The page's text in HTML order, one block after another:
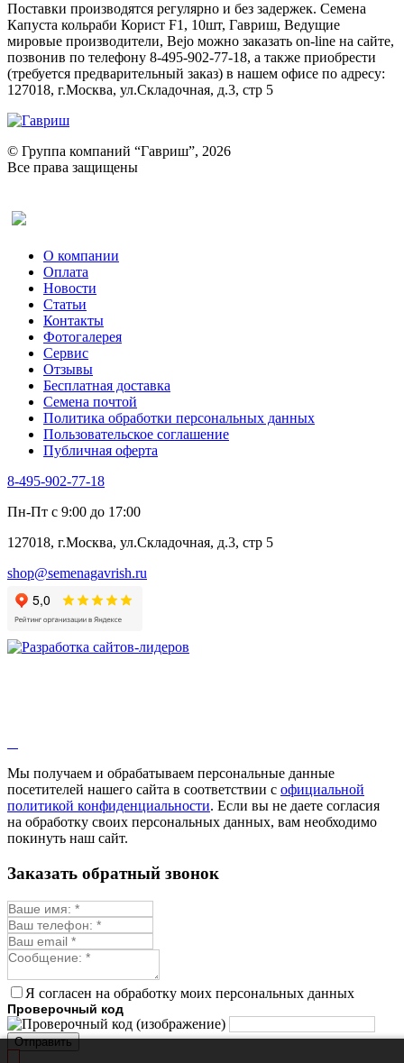
Поставки производятся регулярно и без задержек. Семена
Капуста кольраби Корист F1, 10шт, Гавриш, Ведущие
мировые производители, Bejo можно заказать on-line на сайте,
позвонив по телефону 8-495-902-77-18, а также приобрести
(требуется предварительный заказ) в нашем офисе по адресу:
127018, г.Москва, ул.Складочная, д.3, стр 5
© Группа компаний “Гавриш”, 2026
Все права защищены
О компании
Оплата
Новости
Статьи
Контакты
Фотогалерея​
Сервис
Отзывы
Бесплатная доставка
Семена почтой
Политика обработки персональных данных
Пользовательское соглашение
Публичная оферта
8-495-902-77-18
Пн-Пт с 9:00 до 17:00
127018, г.Москва, ул.Складочная, д.3, стр 5
shop@semenagavrish.ru
Мы получаем и обрабатываем персональные данные
посетителей нашего сайта в соответствии с официальной
политикой конфиденциальности. Если вы не даете согласия
на обработку своих персональных данных, вам необходимо
покинуть наш сайт.
Заказать обратный звонок
Я согласен на обработку моих персональных данных
Проверочный код
Отправить